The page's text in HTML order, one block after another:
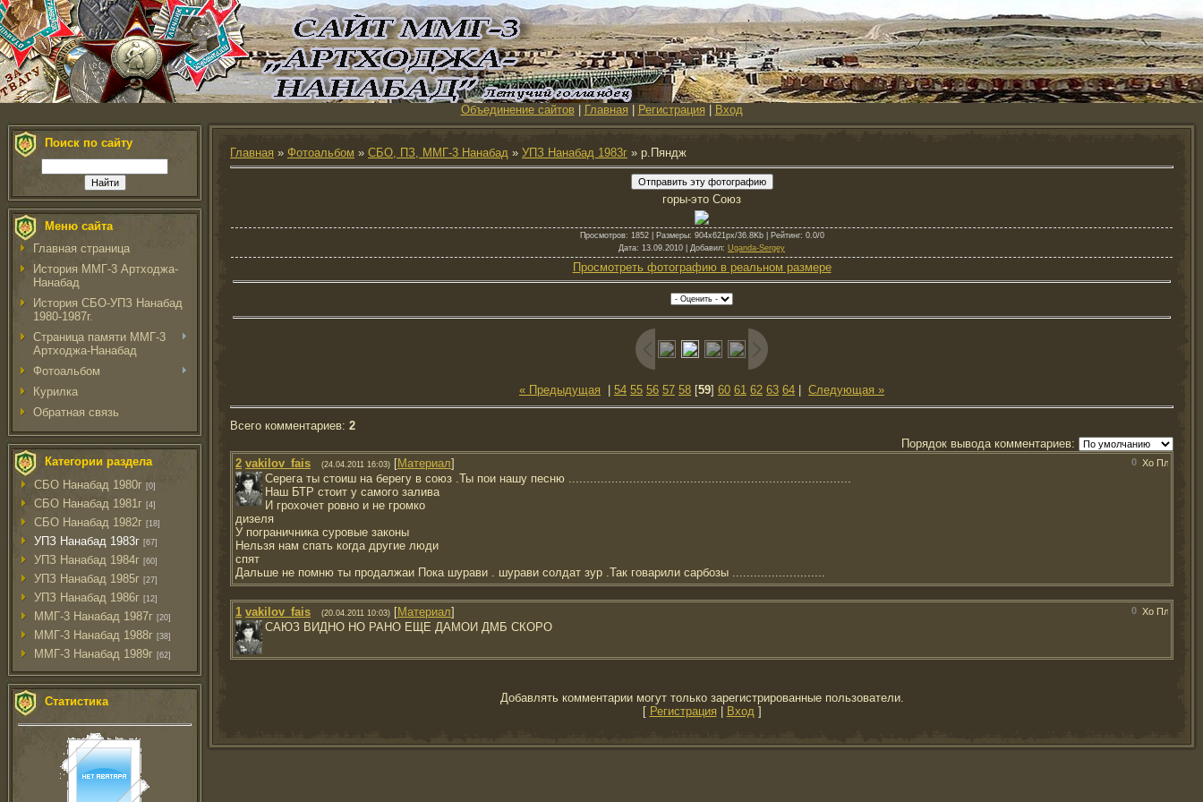
Объединение сайтов| Главная Регистрация Вход
Поиск по сайту
Меню сайта
Главная страница
История ММГ-3 Артходжа-
Нанабад
История СБО-УПЗ Нанабад
1980-1987г.
Страница памяти ММГ-3
Артходжа-Нанабад
Фотоальбом
Курилка
Обратная связь
Категории раздела
СБО Нанабад 1980г [0]
СБО Нанабад 1981г [4]
СБО Нанабад 1982г [18]
УПЗ Нанабад 1983г [67]
УПЗ Нанабад 1984г [60]
УПЗ Нанабад 1985г [27]
УПЗ Нанабад 1986г [12]
ММГ-3 Нанабад 1987г [20]
ММГ-3 Нанабад 1988г [38]
ММГ-3 Нанабад 1989г [62]
Статистика
Главная » Фотоальбом » СБО, ПЗ, ММГ-3 Нанабад » УПЗ Нанабад 1983г » р.Пяндж
горы-это Союз
Просмотров: 1852 | Размеры: 904x621px/36.8Kb | Рейтинг: 0.0/0
Дата: 13.09.2010 | Добавил: Uganda-Sergey
Просмотреть фотографию в реальном размере
« Предыдущая 54 55 56 57 58 [59] 60 61 62 63 64 Следующая »
Всего комментариев: 2
Порядок вывода комментариев:
0
2 vakilov_fais (24.04.2011 16:03) [Материал]
Серега ты стоиш на берегу в союз .Ты пои нашу песню ...............................................................................
Наш БТР стоит у самого залива
И грохочет ровно и не громко
дизеля
У пограничника суровые законы
Нельзя нам спать когда другие люди
спят
Дальше не помню ты продалжаи Пока шурави . шурави солдат зур .Так говарили сарбозы ..........................
0
1 vakilov_fais (20.04.2011 10:03) [Материал]
САЮЗ ВИДНО НО РАНО ЕЩЕ ДАМОИ ДМБ СКОРО
Добавлять комментарии могут только зарегистрированные пользователи.
[ Регистрация | Вход ]